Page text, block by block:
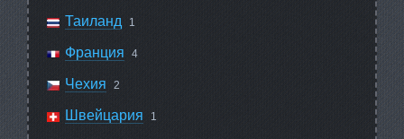
Таиланд 1
Франция 4
Чехия 2
Швейцария 1